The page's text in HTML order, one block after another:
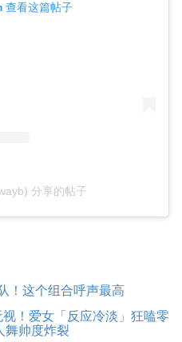
看这篇帖子
分享的帖子
！这个组合呼声最高
！爱女「反应冷淡」狂嗑零
舞帅度炸裂